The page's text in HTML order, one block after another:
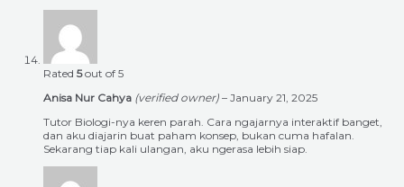
Rated 5out of 5
Anisa Nur Cahya (verified owner) – January 21, 2025
Tutor Biologi-nya keren parah. Cara ngajarnya interaktif banget,
dan aku diajarin buat paham konsep, bukan cuma hafalan.
Sekarang tiap kali ulangan, aku ngerasa lebih siap.